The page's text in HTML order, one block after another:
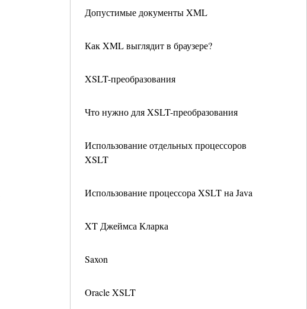
Допустимые документы XML
Как XML выглядит в браузере?
XSLT-преобразования
Что нужно для XSLT-преобразования
Использование отдельных процессоров
XSLT
Использование процессора XSLT на Java
XT Джеймса Кларка
Saxon
Oracle XSLT